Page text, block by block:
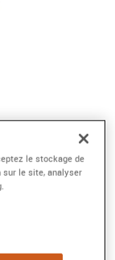
le stockage de
le site, analyser